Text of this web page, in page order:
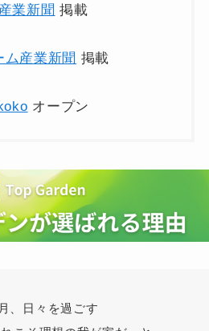
業新聞 掲載
ム産業新聞 掲載
オープン
、日々を過ごす